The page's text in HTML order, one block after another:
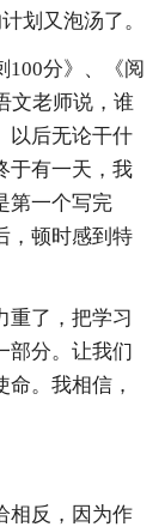
划又泡汤了。
100分》、《阅
文老师说，谁
以后无论干什
于有一天，我
第一个写完
，顿时感到特
重了，把学习
部分。让我们
。我相信，
相反，因为作